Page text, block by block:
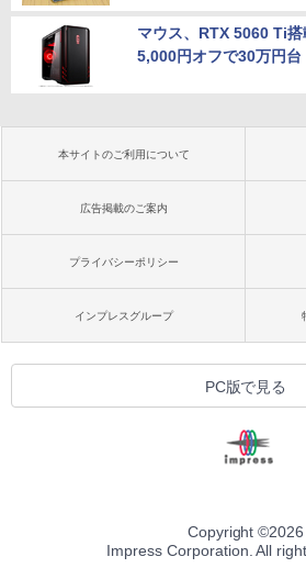
マウス、RTX 5060 Ti
5,000円オフで30万円台
本サイトのご利用について
広告掲載のご案内
プライバシーポリシー
インプレスグループ
PC版で見る
Copyright ©2026
Impress Corporation. All